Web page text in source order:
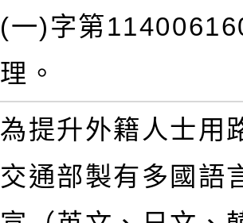
(一)字第
理。
為提升外籍人士用
交通部製有多國語